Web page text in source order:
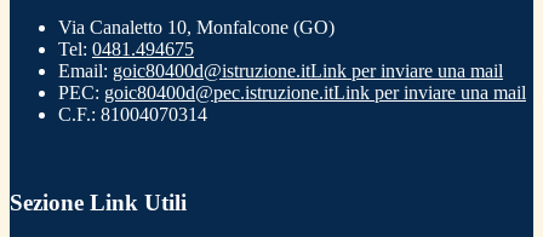
Via Canaletto 10, Monfalcone (GO)
Tel: 0481.494675
Email: goic80400d@istruzione.itLink per inviare una mail
PEC: goic80400d@pec.istruzione.itLink per inviare una mail
C.F.: 81004070314
Sezione Link Utili